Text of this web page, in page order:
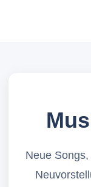
Neue